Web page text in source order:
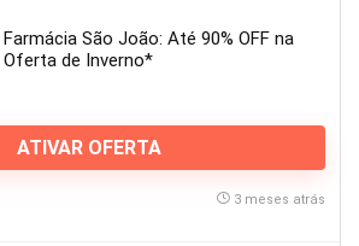
Farmácia São João: Até 90% OFF na
Oferta de Inverno*
ATIVAR OFERTA
3 meses atrás